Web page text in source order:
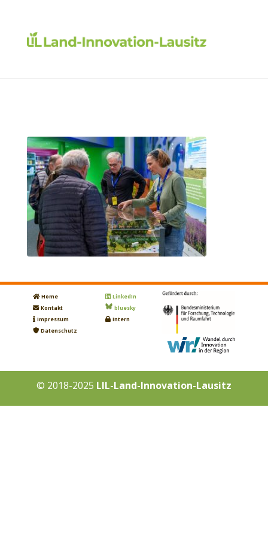
Home
Kontakt
Impressum
Datenschutz
LinkedIn
bluesky
Intern
© 2018-2025 LIL-Land-Innovation-Lausitz